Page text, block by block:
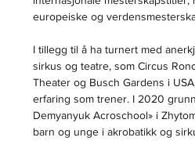
europeiske og
I tillegg til å ha turnert med
sirkus og teatre, som Circus
Theater og Busch Gardens i
erfaring som trener. I 2020
Demyanyuk Acroschool» i
barn og unge i akrobatikk og